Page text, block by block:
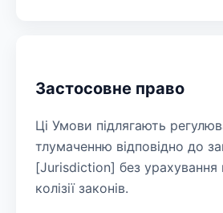
Застосовне право
Ці Умови підлягають
тлумаченню відповідно до
[Jurisdiction] без урахування
колізії законів.